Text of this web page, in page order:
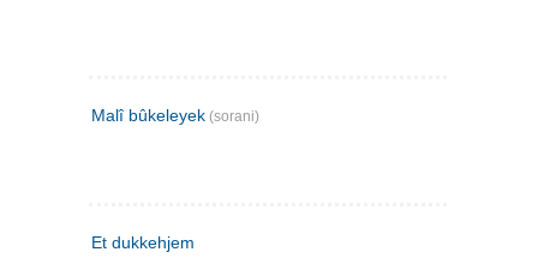
Malî bûkeleyek (sorani)
Et dukkehjem